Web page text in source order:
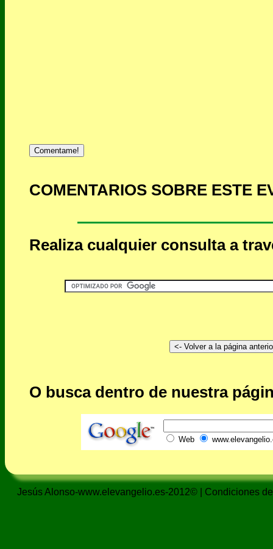
Comentame!
COMENTARIOS SOBRE ESTE
Realiza cualquier consulta a
O busca dentro de nuestra
Web
Jesús Alonso-www.elevangelio.es-2012© | Condiciones